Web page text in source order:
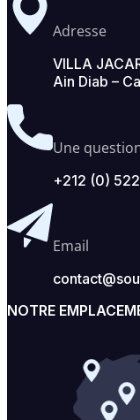
Adresse
VILLA
Ain Diab –
Une
+212 (0)
Email
NOTRE